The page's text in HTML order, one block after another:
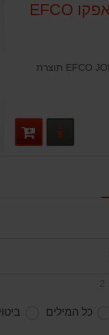
מכונת השחזה אפקו EFCO
מכונת השחזה אפקו EFCO JOLLY תוצרת
פרטים
כל המילים ביטוי